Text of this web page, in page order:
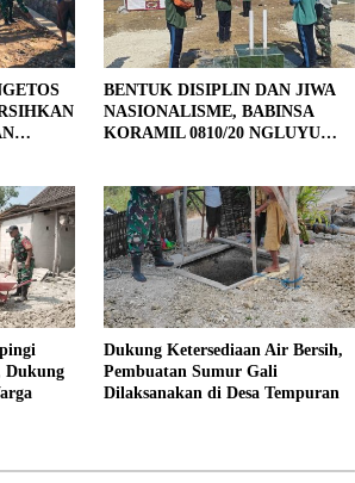
BENTUK DISIPLIN DAN JIWA
NASIONALISME, BABINSA
KORAMIL 0810/20 NGLUYU
Dukung
Dukung Ketersediaan Air Bersih,
Pembuatan Sumur Gali
Dilaksanakan di Desa Tempuran